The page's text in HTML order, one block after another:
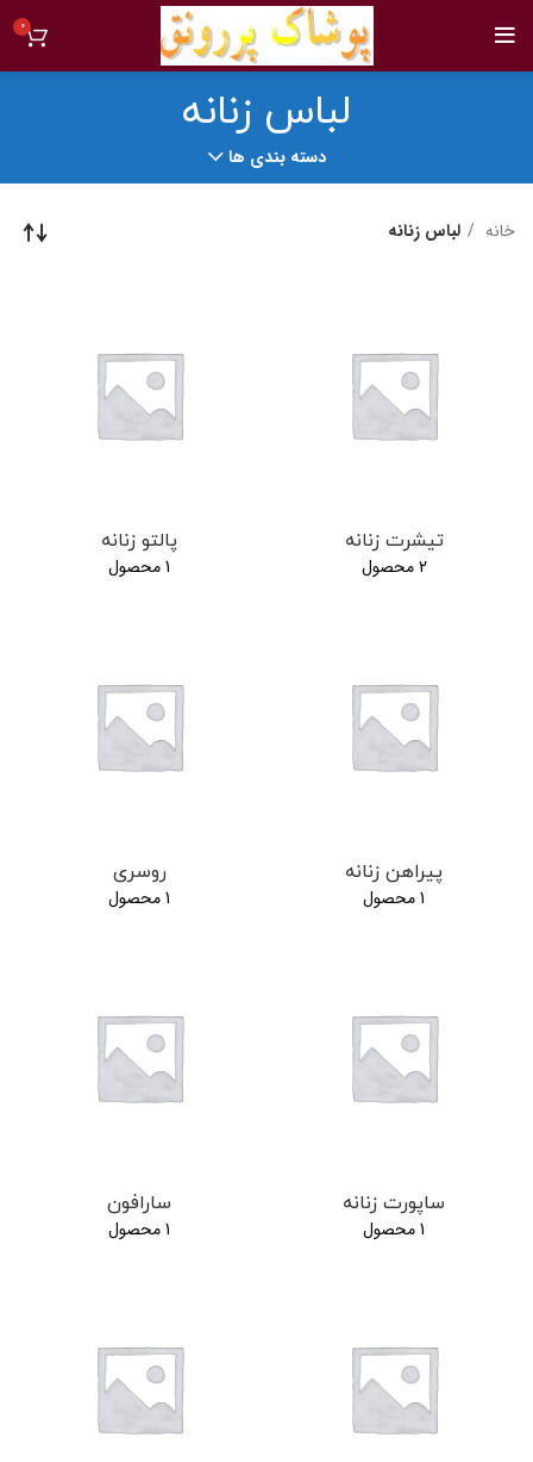
0
لباس زنانه
دسته بندی ها
خانه لباس زنانه
تیشرت زنانه
2 محصول
پالتو زنانه
1 محصول
پیراهن زنانه
1 محصول
روسری
1 محصول
ساپورت زنانه
1 محصول
سارافون
1 محصول